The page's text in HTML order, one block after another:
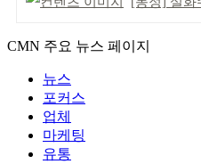
CMN 주요 뉴스 페이지
뉴스
포커스
업체
마케팅
유통